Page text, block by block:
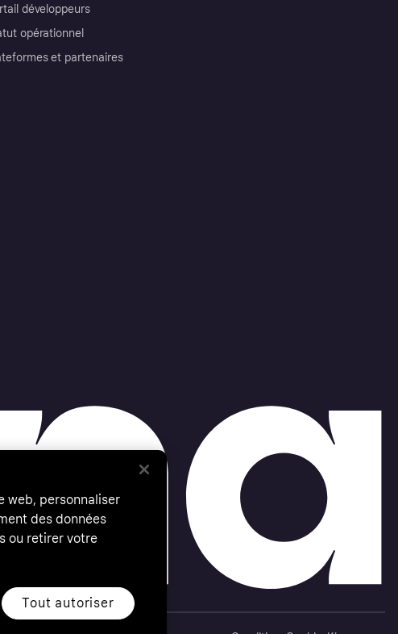
développeurs
opérationnel
et partenaires
web, personnaliser
des données
ou retirer votre
Tout autoriser